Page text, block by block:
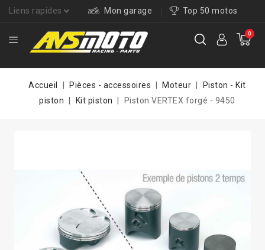
Liens rapides Mon garage Top 50 motos
0
Accueil Pièces - accessoires Moteur
Piston - Kit
piston
Kit piston Piston VERTEX forgé - 9450